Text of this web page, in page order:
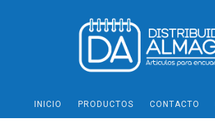
INICIO PRODUCTOS CONTACTO